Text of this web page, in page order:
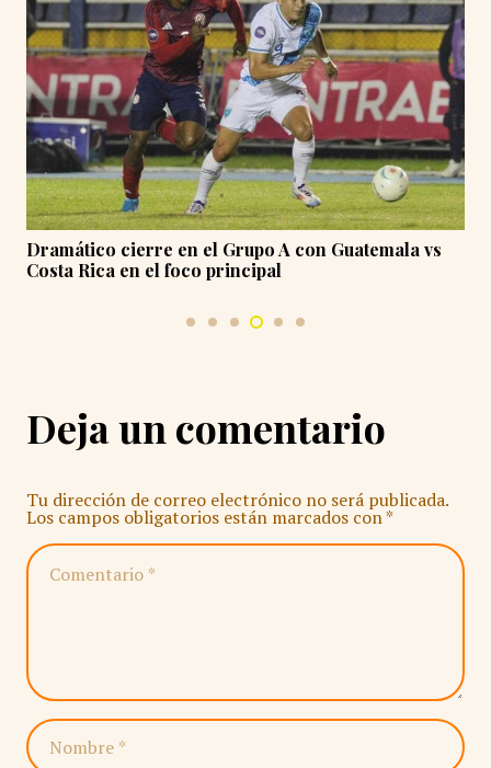
Dramático cierre en el Grupo A con Guatemala vs
Costa Rica en el foco principal
Deja un comentario
Tu dirección de correo electrónico no será publicada.
Los campos obligatorios están marcados con*